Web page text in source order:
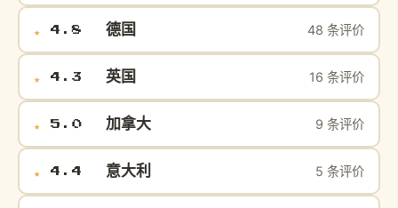
★ 4.8 德国 48 条评价
★ 4.3 英国 16 条评价
★ 5.0 加拿大 9 条评价
★ 4.4 意大利 5 条评价